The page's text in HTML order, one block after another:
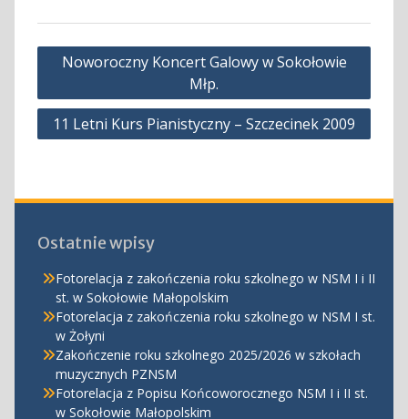
Nawigacja
Noworoczny Koncert Galowy w Sokołowie
Młp.
11 Letni Kurs Pianistyczny – Szczecinek 2009
Ostatnie wpisy
Fotorelacja z zakończenia roku szkolnego w NSM I i II
st. w Sokołowie Małopolskim
Fotorelacja z zakończenia roku szkolnego w NSM I st.
w Żołyni
Zakończenie roku szkolnego 2025/2026 w szkołach
muzycznych PZNSM
Fotorelacja z Popisu Końcoworocznego NSM I i II st.
w Sokołowie Małopolskim